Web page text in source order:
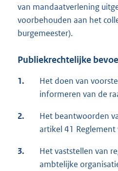
van mandaatverlening
voorbehouden aan het
burgemeester).
Publiekrechtelijke
1.
Het doen van
informeren van de
2.
Het beantwoorden
artikel 41 Reglement
3.
Het vaststellen van
ambtelijke